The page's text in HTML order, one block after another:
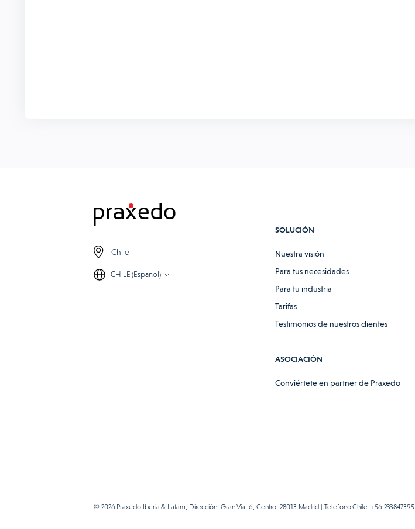
Chile
CHILE (Español)
SOLUCIÓN
Nuestra visión
Para tus necesidades
Para tu industria
Tarifas
Testimonios de nuestros clientes
ASOCIACIÓN
Conviértete en partner de Praxedo
© 2026 Praxedo Iberia & Latam, Dirección: Gran Vía, 6, Centro, 28013 Madrid | Teléfono Chile: +56 233847395